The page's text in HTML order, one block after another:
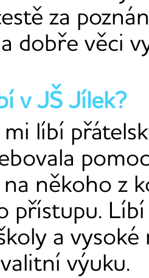
za
dobře věci
v JŠ Jílek?
líbí
někoho z
přístupu.
a
výuku.